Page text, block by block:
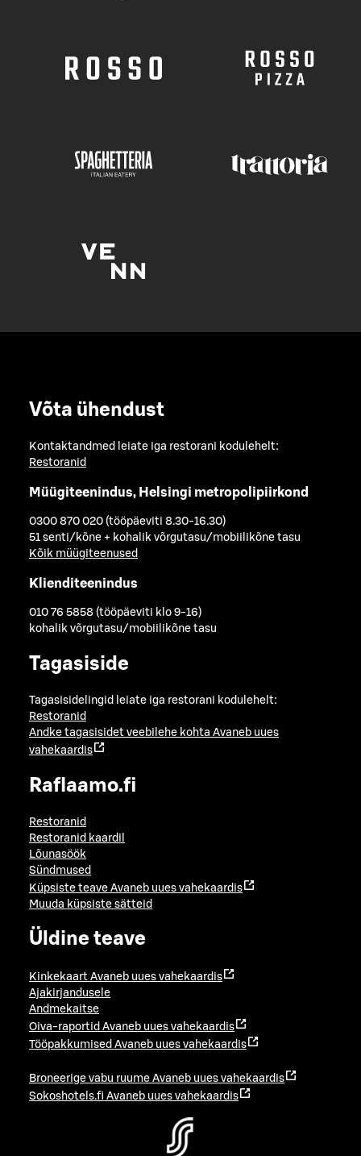
Võta ühendust
Kontaktandmed leiate iga restorani kodulehelt:
Restoranid
Müügiteenindus, Helsingi metropolipiirkond
0300 870 020 (tööpäeviti 8.30-16.30)
51 senti/kõne + kohalik võrgutasu/mobiilikõne tasu
Kõik müügiteenused
Klienditeenindus
010 76 5858 (tööpäeviti klo 9-16)
kohalik võrgutasu/mobiilikõne tasu
Tagasiside
Tagasisidelingid leiate iga restorani kodulehelt:
Restoranid
Andke tagasisidet veebilehe kohta Avaneb uues
vahekaardis
Raflaamo.fi
Restoranid
Restoranid kaardil
Lõunasöök
Sündmused
Küpsiste teave Avaneb uues vahekaardis
Muuda küpsiste sätteid
Üldine teave
Kinkekaart Avaneb uues vahekaardis
Ajakirjandusele
Andmekaitse
Oiva-raportid Avaneb uues vahekaardis
Tööpakkumised Avaneb uues vahekaardis
Broneerige vabu ruume Avaneb uues vahekaardis
Sokoshotels.fi Avaneb uues vahekaardis